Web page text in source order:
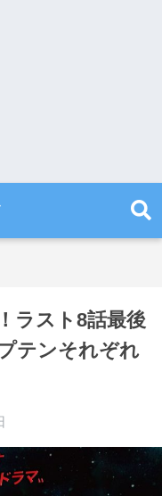
ラスト8話最後
テンそれぞれ